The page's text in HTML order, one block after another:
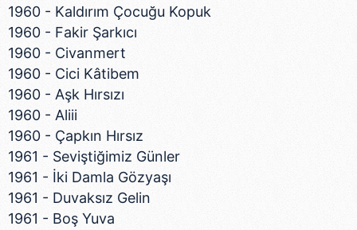
1960 - Kaldırım Çocuğu Kopuk
1960 - Fakir Şarkıcı
1960 - Civanmert
1960 - Cici Kâtibem
1960 - Aşk Hırsızı
1960 - Aliii
1960 - Çapkın Hırsız
1961 - Seviştiğimiz Günler
1961 - İki Damla Gözyaşı
1961 - Duvaksız Gelin
1961 - Boş Yuva